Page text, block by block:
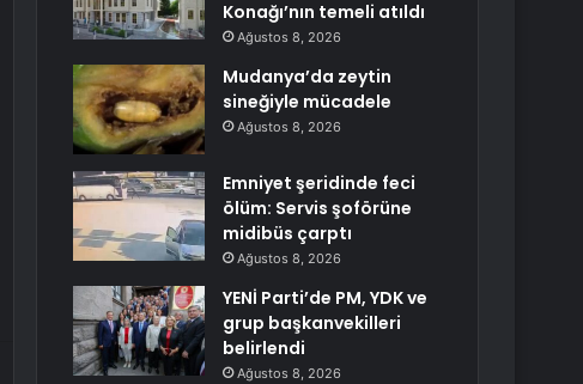
Konağı’nın temeli atıldı
Ağustos 8, 2026
Mudanya’da zeytin
sineğiyle mücadele
Ağustos 8, 2026
Emniyet şeridinde feci
ölüm: Servis şoförüne
midibüs çarptı
Ağustos 8, 2026
YENİ Parti’de PM, YDK ve
grup başkanvekilleri
belirlendi
Ağustos 8, 2026